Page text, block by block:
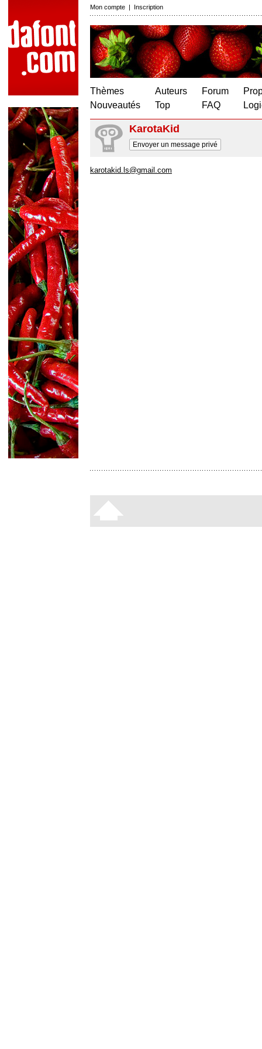
Mon compte | Inscription
Thèmes
Nouveautés
Auteurs
Top
Forum
FAQ
KarotaKid
Envoyer un message privé
karotakid.ls@gmail.com